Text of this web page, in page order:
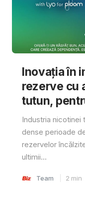
Inovația în
rezerve cu
tutun,
Industria nicotinei
dense perioade
rezervelor
ultimii...
Team 2 min